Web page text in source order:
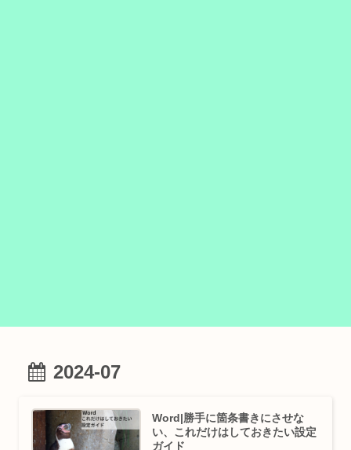
2024-07
Word|勝手に箇条書きにさせな
い、これだけはしておきたい設定
ガイド